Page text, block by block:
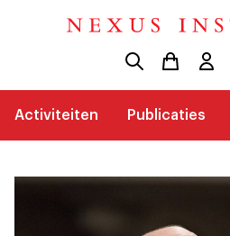
Activiteiten Publicaties